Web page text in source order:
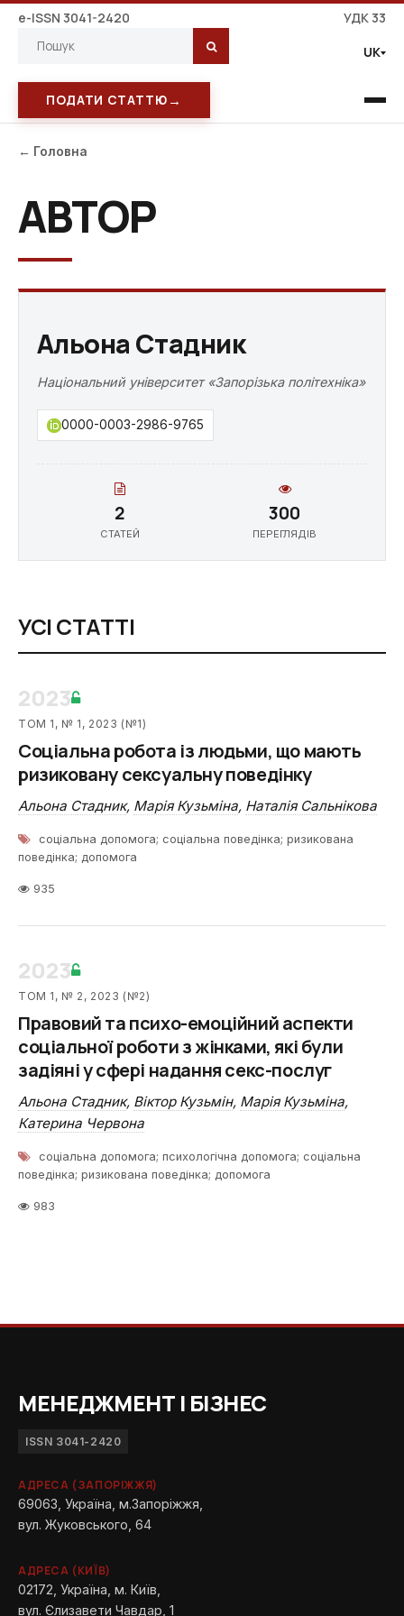
e-ISSN 3041-2420 УДК 33
UK
ПОДАТИ СТАТТЮ →
← Головна
АВТОР
Альона Стадник
Національний університет «Запорізька політехніка»
0000-0003-2986-9765
2
СТАТЕЙ
300
ПЕРЕГЛЯДІВ
УСІ СТАТТІ
2023
ТОМ 1, № 1, 2023 (№1)
Соціальна робота із людьми, що мають
ризиковану сексуальну поведінку
Альона Стадник, Марія Кузьміна, Наталія Сальнікова
соціальна допомога; соціальна поведінка; ризикована
поведінка; допомога
935
2023
ТОМ 1, № 2, 2023 (№2)
Правовий та психо-емоційний аспекти
соціальної роботи з жінками, які були
задіяні у сфері надання секс-послуг
Альона Стадник, Віктор Кузьмін, Марія Кузьміна,
Катерина Червона
соціальна допомога; психологічна допомога; соціальна
поведінка; ризикована поведінка; допомога
983
МЕНЕДЖМЕНТ І БІЗНЕС
ISSN 3041-2420
АДРЕСА (ЗАПОРІЖЖЯ)
69063, Україна, м.Запоріжжя,
вул. Жуковського, 64
АДРЕСА (КИЇВ)
02172, Україна, м. Київ,
вул. Єлизавети Чавдар, 1